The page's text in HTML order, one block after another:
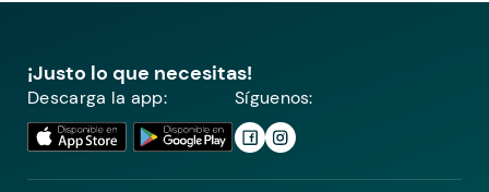
¡Justo lo que necesitas!
Descarga la app: Síguenos: